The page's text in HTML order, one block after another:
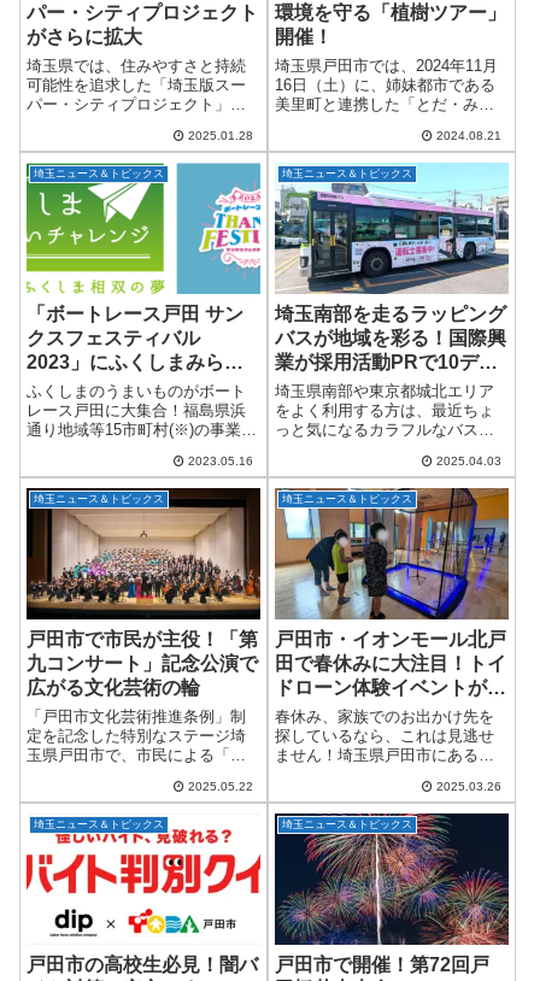
パー・シティプロジェクト
がさらに拡大
埼玉県では、住みやすさと持続
可能性を追求した「埼玉版スー
パー・シティプロジェクト」が
ェクトは、コンパクト、スマー
ト、レジリエントの3つの要素を
融合させた先進的なまちづくり
を目指しています。...
2025.01.28
環境を守る「植樹ツアー」
開催！
埼玉県戸田市では、2024年11月
16日（土）に、姉妹都市である
美里町と連携した「とだ・みさ
します。このツアーは、美しい
自然を次世代に残すための森林
保全と、地球温暖化対策を推進
する取り組み...
2024.08.21
埼玉ニュース＆トピックス
「ボートレース戸田 サン
クスフェスティバル
2023」にふくしまみらい
チャレンジプロジェクトが
出展！
ふくしまのうまいものがボート
レース戸田に大集合！福島県浜
通り地域等15市町村(※)の事業者
くしまみらいチャレンジプロジ
ェクトは、5月20日(土)～21日
(日)にて開催される「ボートレー
ス戸...
2023.05.16
埼玉ニュース＆トピックス
埼玉南部を走るラッピング
バスが地域を彩る！国際興
業が採用活動PRで10デザ
イン展開中
埼玉県南部や東京都城北エリア
をよく利用する方は、最近ちょ
っと気になるカラフルなバスを
これは、国際興業株式会社が
「バス運転士の採用活動PR」を
目的にスタートさせた、ユニー
クなラッピングバスな...
2025.04.03
埼玉ニュース＆トピックス
戸田市で市民が主役！「第
九コンサート」記念公演で
広がる文化芸術の輪
「戸田市文化芸術推進条例」制
定を記念した特別なステージ埼
玉県戸田市で、市民による「第
す！このコンサートは、2025年
に制定された「戸田市文化芸術
推進条例」を記念して企画され
たもので、戸田市の...
2025.05.22
埼玉ニュース＆トピックス
戸田市・イオンモール北戸
田で春休みに大注目！トイ
ドローン体験イベントが3
月29・30日に開催！
春休み、家族でのお出かけ先を
探しているなら、これは見逃せ
ません！埼玉県戸田市にあるイ
29日（土）・30日（日）の2日
間、子どもから大人まで大人気
の「トイドローン体験イベン
ト」が開催さ...
2025.03.26
埼玉ニュース＆トピックス
戸田市の高校生必見！闇バ
埼玉ニュース＆トピックス
戸田市で開催！第72回戸